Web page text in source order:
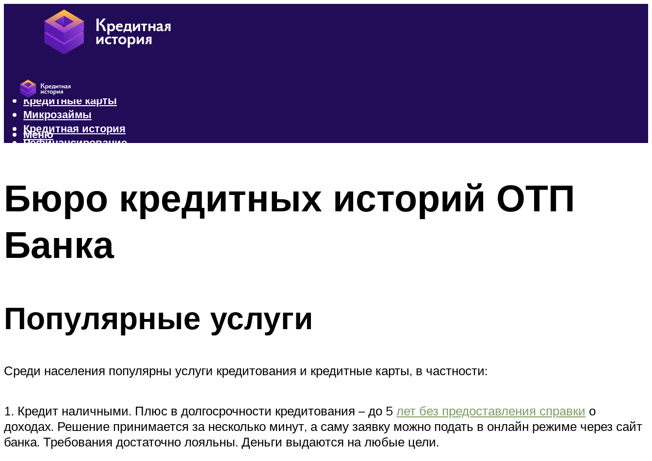
Кредиты
Кредитные карты
Микрозаймы
Кредитная история
Рефинансирование
Меню
Бюро кредитных историй ОТП
Банка
Популярные услуги
Среди населения популярны услуги кредитования и кредитные карты, в частности:
1. Кредит наличными. Плюс в долгосрочности кредитования – до 5 лет без предоставления справки о
доходах. Решение принимается за несколько минут, а саму заявку можно подать в онлайн режиме через сайт
банка. Требования достаточно лояльны. Деньги выдаются на любые цели.